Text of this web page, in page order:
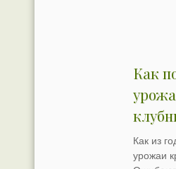
Как
Как из
урожаи